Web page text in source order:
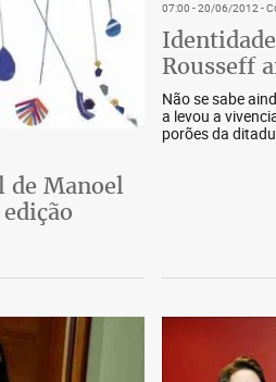
Manoel
07:00 - 20/06/2012-
Rousseff
Não se sabe
a levou a
porões da